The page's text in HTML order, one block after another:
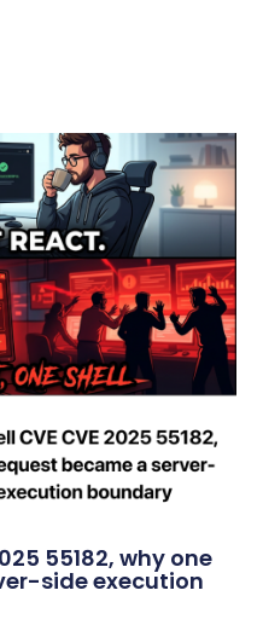
55182, why one
side execution